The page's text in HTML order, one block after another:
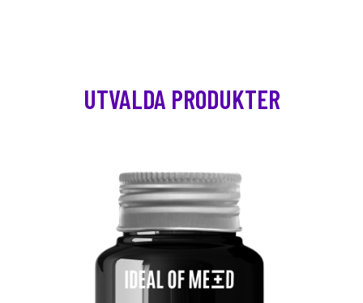
UTVALDA PRODUKTER